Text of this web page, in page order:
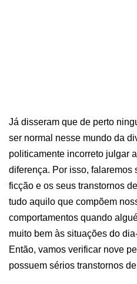
Já disseram que de perto
ser normal nesse mundo da
politicamente incorreto julgar
diferença. Por isso, falaremos
ficção e os seus transtornos
tudo aquilo que compõem
comportamentos quando
muito bem às situações do
Então, vamos verificar nove
possuem sérios transtornos